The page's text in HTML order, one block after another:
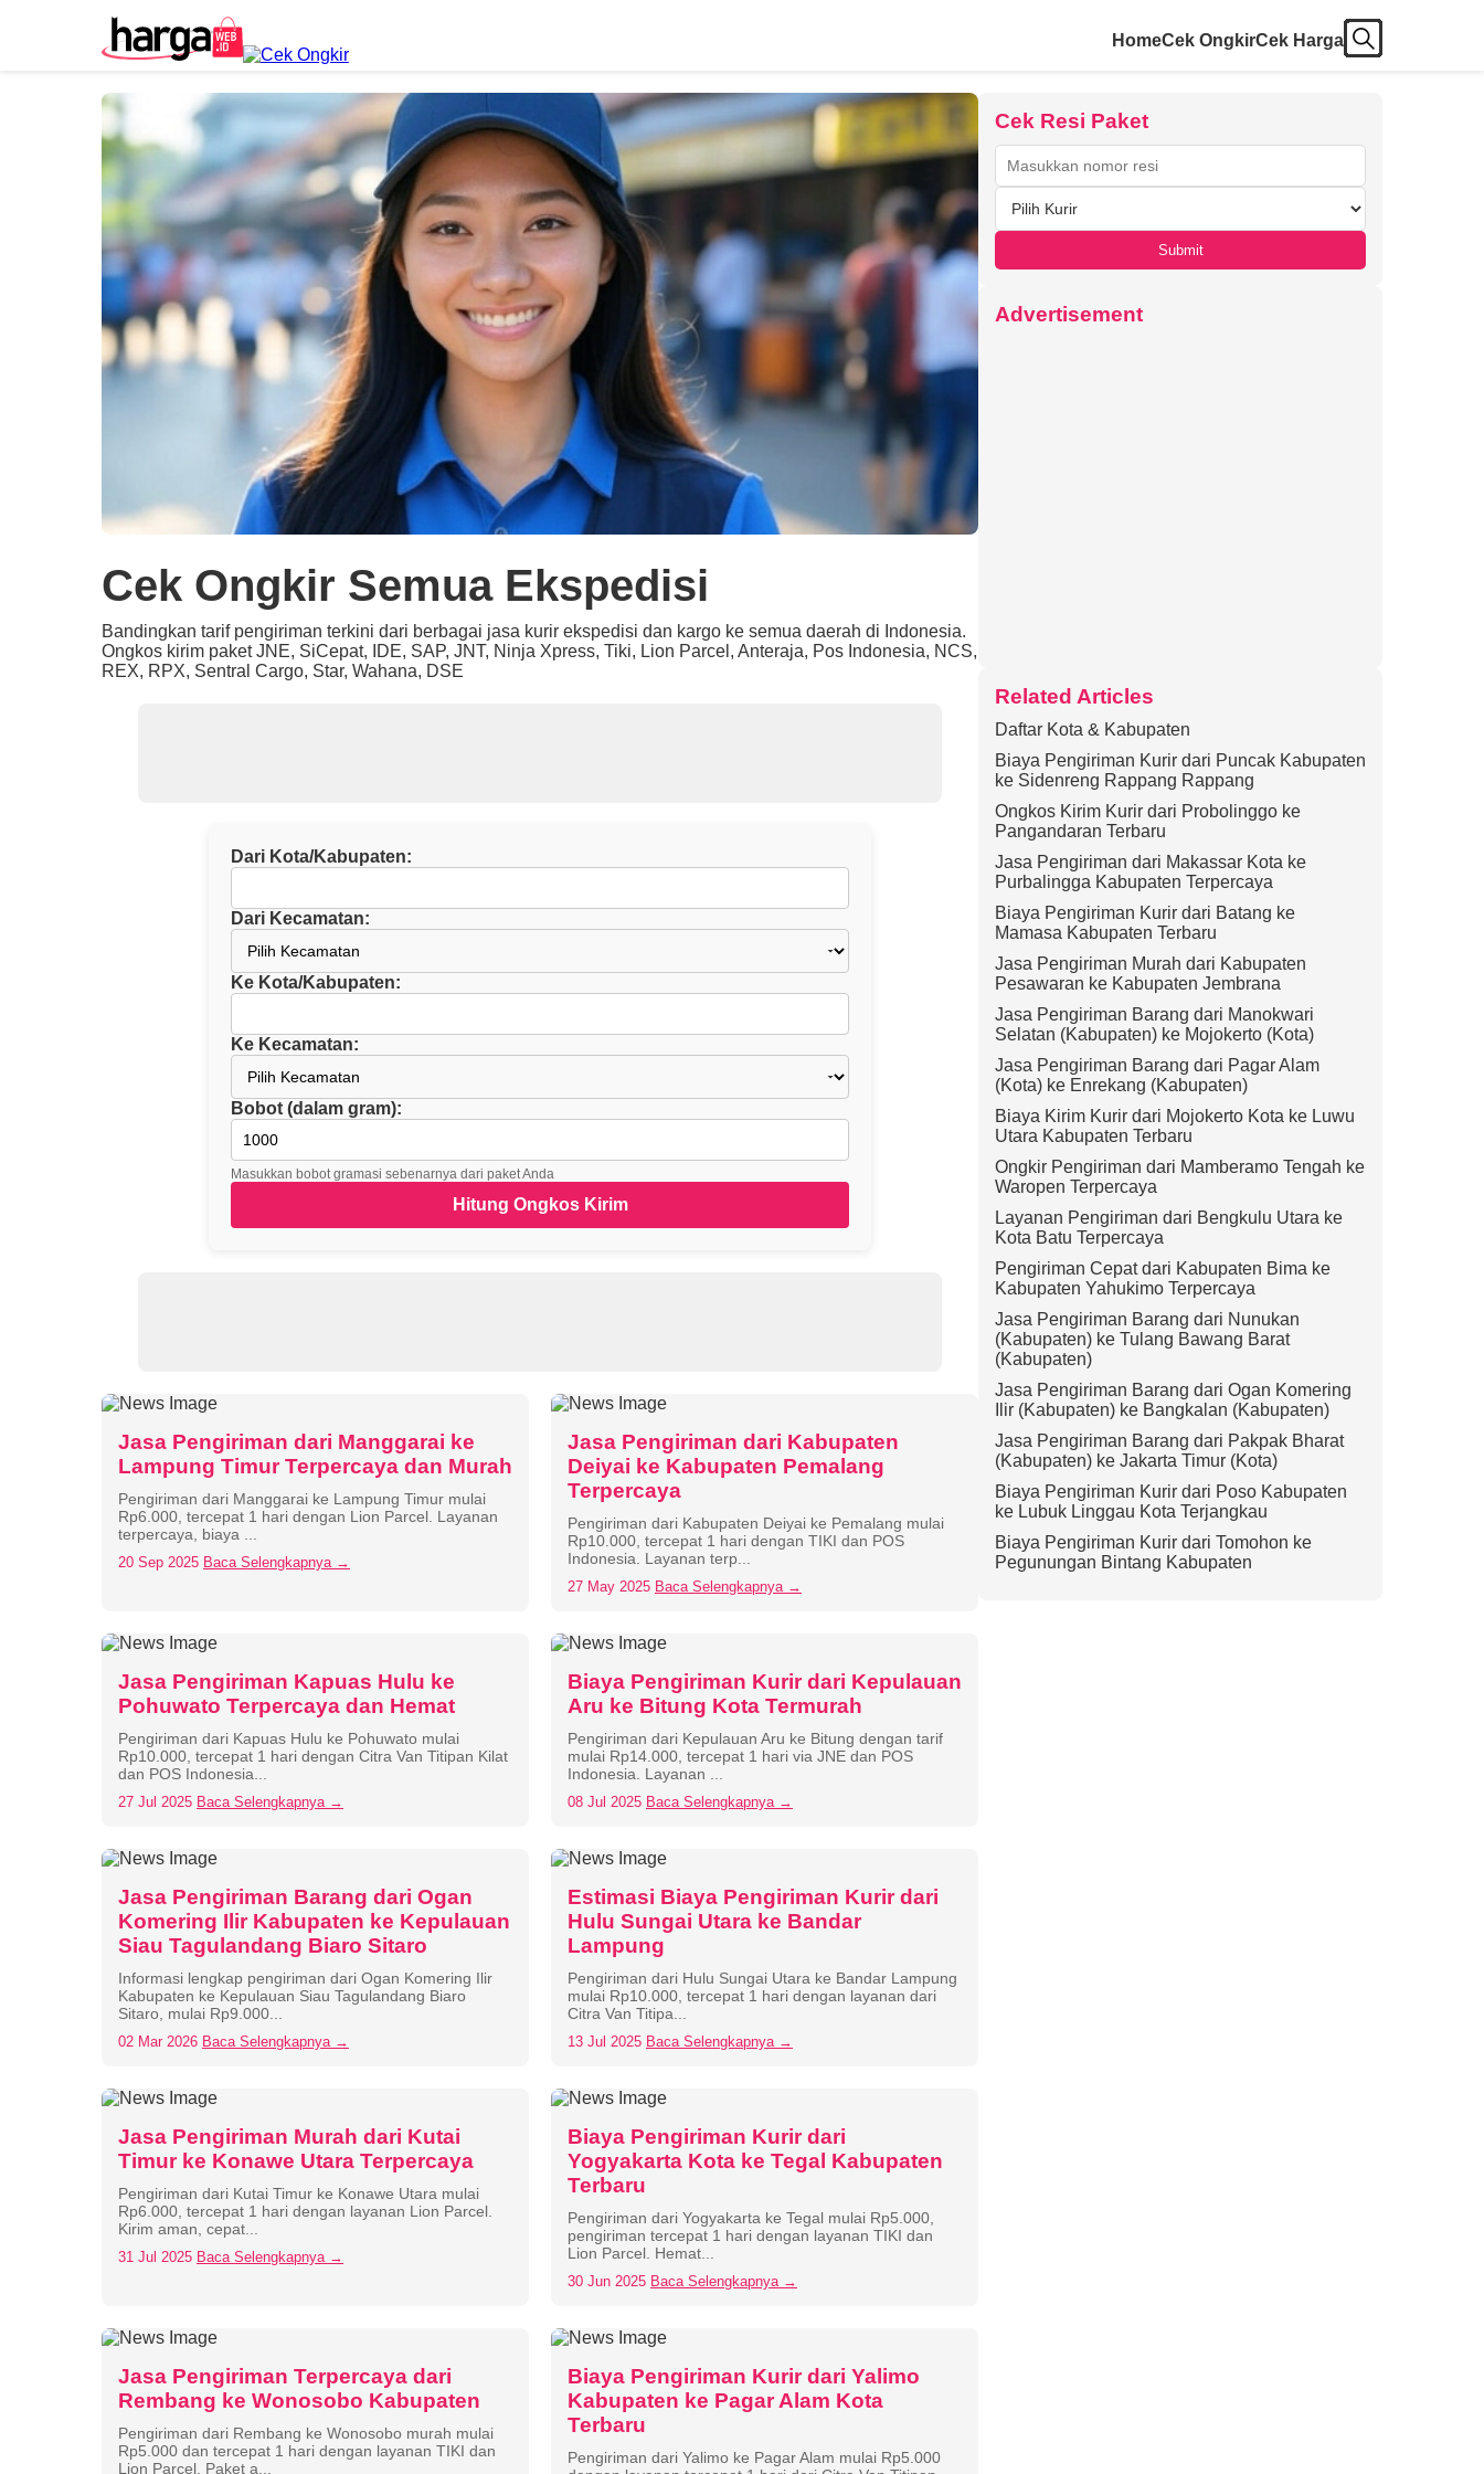
HomeCek OngkirCek Harga
Cek Ongkir Semua Ekspedisi
Bandingkan tarif pengiriman terkini dari berbagai jasa kurir ekspedisi dan kargo ke semua daerah di Indonesia.
Ongkos kirim paket JNE, SiCepat, IDE, SAP, JNT, Ninja Xpress, Tiki, Lion Parcel, Anteraja, Pos Indonesia, NCS,
REX, RPX, Sentral Cargo, Star, Wahana, DSE
Dari Kota/Kabupaten:
Dari Kecamatan:
Ke Kota/Kabupaten:
Ke Kecamatan:
Bobot (dalam gram):
Masukkan bobot gramasi sebenarnya dari paket Anda
Jasa Pengiriman dari Manggarai ke
Lampung Timur Terpercaya dan Murah
Pengiriman dari Manggarai ke Lampung Timur mulai
Rp6.000, tercepat 1 hari dengan Lion Parcel. Layanan
terpercaya, biaya ...
20 Sep 2025 Baca Selengkapnya →
Jasa Pengiriman dari Kabupaten
Deiyai ke Kabupaten Pemalang
Terpercaya
Pengiriman dari Kabupaten Deiyai ke Pemalang mulai
Rp10.000, tercepat 1 hari dengan TIKI dan POS
Indonesia. Layanan terp...
27 May 2025 Baca Selengkapnya →
Jasa Pengiriman Kapuas Hulu ke
Pohuwato Terpercaya dan Hemat
Pengiriman dari Kapuas Hulu ke Pohuwato mulai
Rp10.000, tercepat 1 hari dengan Citra Van Titipan Kilat
dan POS Indonesia...
27 Jul 2025 Baca Selengkapnya →
Biaya Pengiriman Kurir dari Kepulauan
Aru ke Bitung Kota Termurah
Pengiriman dari Kepulauan Aru ke Bitung dengan tarif
mulai Rp14.000, tercepat 1 hari via JNE dan POS
Indonesia. Layanan ...
08 Jul 2025 Baca Selengkapnya →
Jasa Pengiriman Barang dari Ogan
Komering Ilir Kabupaten ke Kepulauan
Siau Tagulandang Biaro Sitaro
Informasi lengkap pengiriman dari Ogan Komering Ilir
Kabupaten ke Kepulauan Siau Tagulandang Biaro
Sitaro, mulai Rp9.000...
02 Mar 2026 Baca Selengkapnya →
Estimasi Biaya Pengiriman Kurir dari
Hulu Sungai Utara ke Bandar
Lampung
Pengiriman dari Hulu Sungai Utara ke Bandar Lampung
mulai Rp10.000, tercepat 1 hari dengan layanan dari
Citra Van Titipa...
13 Jul 2025 Baca Selengkapnya →
Jasa Pengiriman Murah dari Kutai
Timur ke Konawe Utara Terpercaya
Pengiriman dari Kutai Timur ke Konawe Utara mulai
Rp6.000, tercepat 1 hari dengan layanan Lion Parcel.
Kirim aman, cepat...
31 Jul 2025 Baca Selengkapnya →
Biaya Pengiriman Kurir dari
Yogyakarta Kota ke Tegal Kabupaten
Terbaru
Pengiriman dari Yogyakarta ke Tegal mulai Rp5.000,
pengiriman tercepat 1 hari dengan layanan TIKI dan
Lion Parcel. Hemat...
30 Jun 2025 Baca Selengkapnya →
Jasa Pengiriman Terpercaya dari
Rembang ke Wonosobo Kabupaten
Pengiriman dari Rembang ke Wonosobo murah mulai
Rp5.000 dan tercepat 1 hari dengan layanan TIKI dan
Lion Parcel. Paket a...
Biaya Pengiriman Kurir dari Yalimo
Kabupaten ke Pagar Alam Kota
Terbaru
Pengiriman dari Yalimo ke Pagar Alam mulai Rp5.000
Cek Resi Paket
Submit
Advertisement
Related Articles
Daftar Kota & Kabupaten
Biaya Pengiriman Kurir dari Puncak Kabupaten
ke Sidenreng Rappang Rappang
Ongkos Kirim Kurir dari Probolinggo ke
Pangandaran Terbaru
Jasa Pengiriman dari Makassar Kota ke
Purbalingga Kabupaten Terpercaya
Biaya Pengiriman Kurir dari Batang ke
Mamasa Kabupaten Terbaru
Jasa Pengiriman Murah dari Kabupaten
Pesawaran ke Kabupaten Jembrana
Jasa Pengiriman Barang dari Manokwari
Selatan (Kabupaten) ke Mojokerto (Kota)
Jasa Pengiriman Barang dari Pagar Alam
(Kota) ke Enrekang (Kabupaten)
Biaya Kirim Kurir dari Mojokerto Kota ke Luwu
Utara Kabupaten Terbaru
Ongkir Pengiriman dari Mamberamo Tengah ke
Waropen Terpercaya
Layanan Pengiriman dari Bengkulu Utara ke
Kota Batu Terpercaya
Pengiriman Cepat dari Kabupaten Bima ke
Kabupaten Yahukimo Terpercaya
Jasa Pengiriman Barang dari Nunukan
(Kabupaten) ke Tulang Bawang Barat
(Kabupaten)
Jasa Pengiriman Barang dari Ogan Komering
Ilir (Kabupaten) ke Bangkalan (Kabupaten)
Jasa Pengiriman Barang dari Pakpak Bharat
(Kabupaten) ke Jakarta Timur (Kota)
Biaya Pengiriman Kurir dari Poso Kabupaten
ke Lubuk Linggau Kota Terjangkau
Biaya Pengiriman Kurir dari Tomohon ke
Pegunungan Bintang Kabupaten